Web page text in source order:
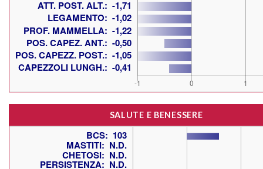
SALUTE E BENESSERE